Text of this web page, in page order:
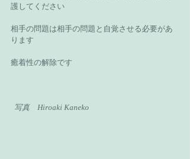
護してください
相手の問題は相手の問題と自覚させる必要があ
ります
癒着性の解除です
写真　Hiroaki Kaneko